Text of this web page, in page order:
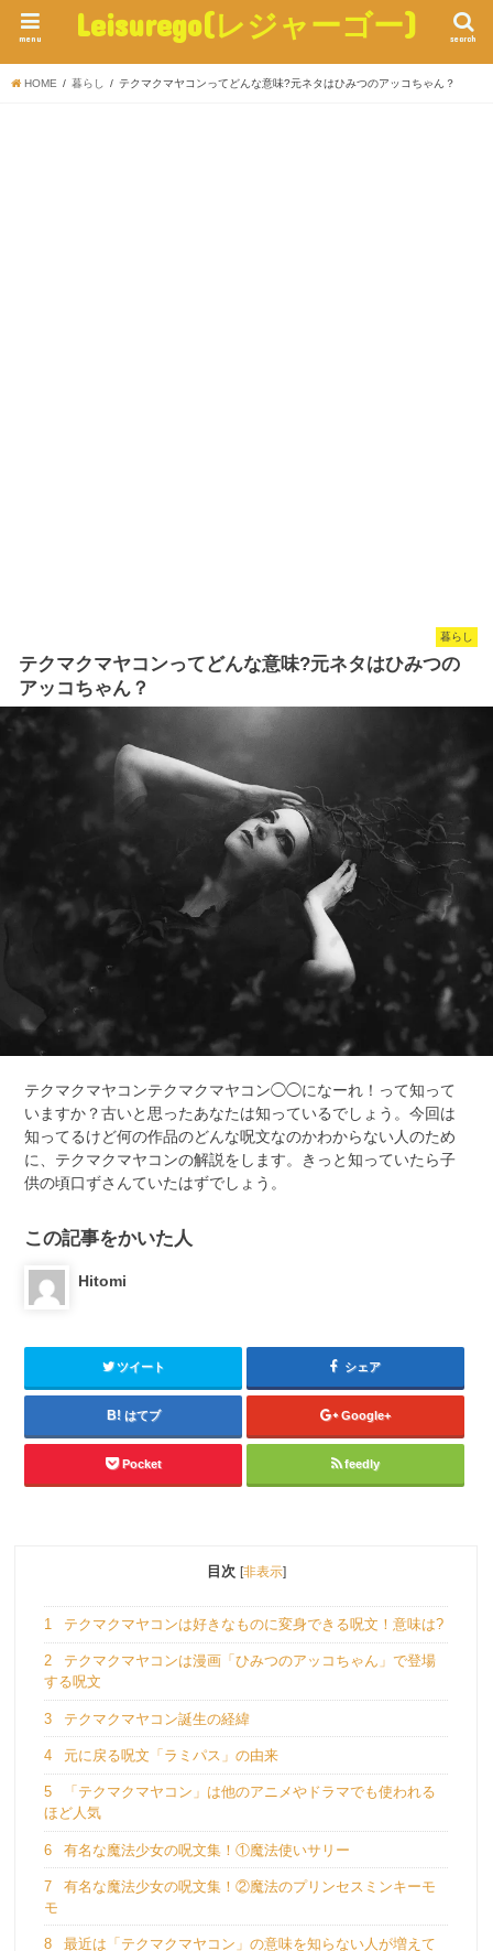
Leisurego(レジャーゴー) search
menu
HOME 暮らし テクマクマヤコンってどんな意味?元ネタはひみつのアッコちゃん？
暮らし
テクマクマヤコンってどんな意味?元ネタはひみつの
アッコちゃん？
テクマクマヤコンテクマクマヤコン◯◯になーれ！って知って
いますか？古いと思ったあなたは知っているでしょう。今回は
知ってるけど何の作品のどんな呪文なのかわからない人のため
に、テクマクマヤコンの解説をします。きっと知っていたら子
供の頃口ずさんていたはずでしょう。
この記事をかいた人
Hitomi
ツイート シェア
はてブ Google+
Pocket feedly
目次 [非表示]
1 テクマクマヤコンは好きなものに変身できる呪文！意味は?
2
テクマクマヤコンは漫画「ひみつのアッコちゃん」で登場
する呪文
3 テクマクマヤコン誕生の経緯
4 元に戻る呪文「ラミパス」の由来
5
「テクマクマヤコン」は他のアニメやドラマでも使われる
ほど人気
6 有名な魔法少女の呪文集！①魔法使いサリー
7
有名な魔法少女の呪文集！②魔法のプリンセスミンキーモ
モ
8
最近は「テクマクマヤコン」の意味を知らない人が増えて